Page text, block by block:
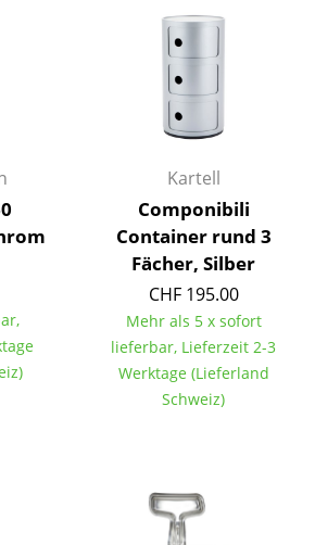
& Deckenleuchten
Kartell
Componibili
Container rund 3
Fächer, Silber
CHF 195.00
Mehr als 5 x sofort
lieferbar, Lieferzeit 2-3
Werktage (Lieferland
Schweiz)